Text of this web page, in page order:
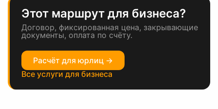
Этот маршрут для бизнеса?
Договор, фиксированная цена, закрывающие
документы, оплата по счёту.
Расчёт для юрлиц →
Все услуги для бизнеса